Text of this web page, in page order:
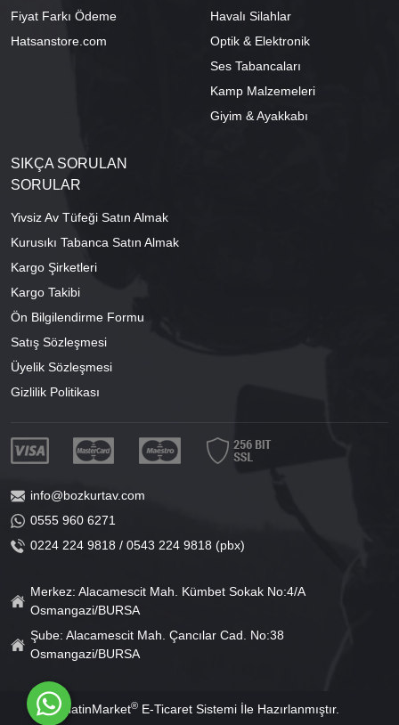
Fiyat Farkı Ödeme
Hatsanstore.com
Havalı Silahlar
Optik & Elektronik
Ses Tabancaları
Kamp Malzemeleri
Giyim & Ayakkabı
SIKÇA SORULAN
SORULAR
Yivsiz Av Tüfeği Satın Almak
Kurusıkı Tabanca Satın Almak
Kargo Şirketleri
Kargo Takibi
Ön Bilgilendirme Formu
Satış Sözleşmesi
Üyelik Sözleşmesi
Gizlilik Politikası
info@bozkurtav.com
0555 960 6271
0224 224 9818 / 0543 224 9818 (pbx)
Merkez: Alacamescit Mah. Kümbet Sokak No:4/A
Osmangazi/BURSA
Şube: Alacamescit Mah. Çancılar Cad. No:38
Osmangazi/BURSA
PlatinMarket®E-Ticaret Sistemiİle Hazırlanmıştır.